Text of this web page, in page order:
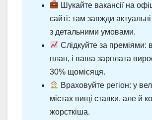
Шукайте вакансії на
сайті: там завжди актуальні
з детальними умовами.
Слідкуйте за преміями:
план, і ваша зарплата
30% щомісяця.
Враховуйте регіон: у
містах вищі ставки, але й
жорсткіша.